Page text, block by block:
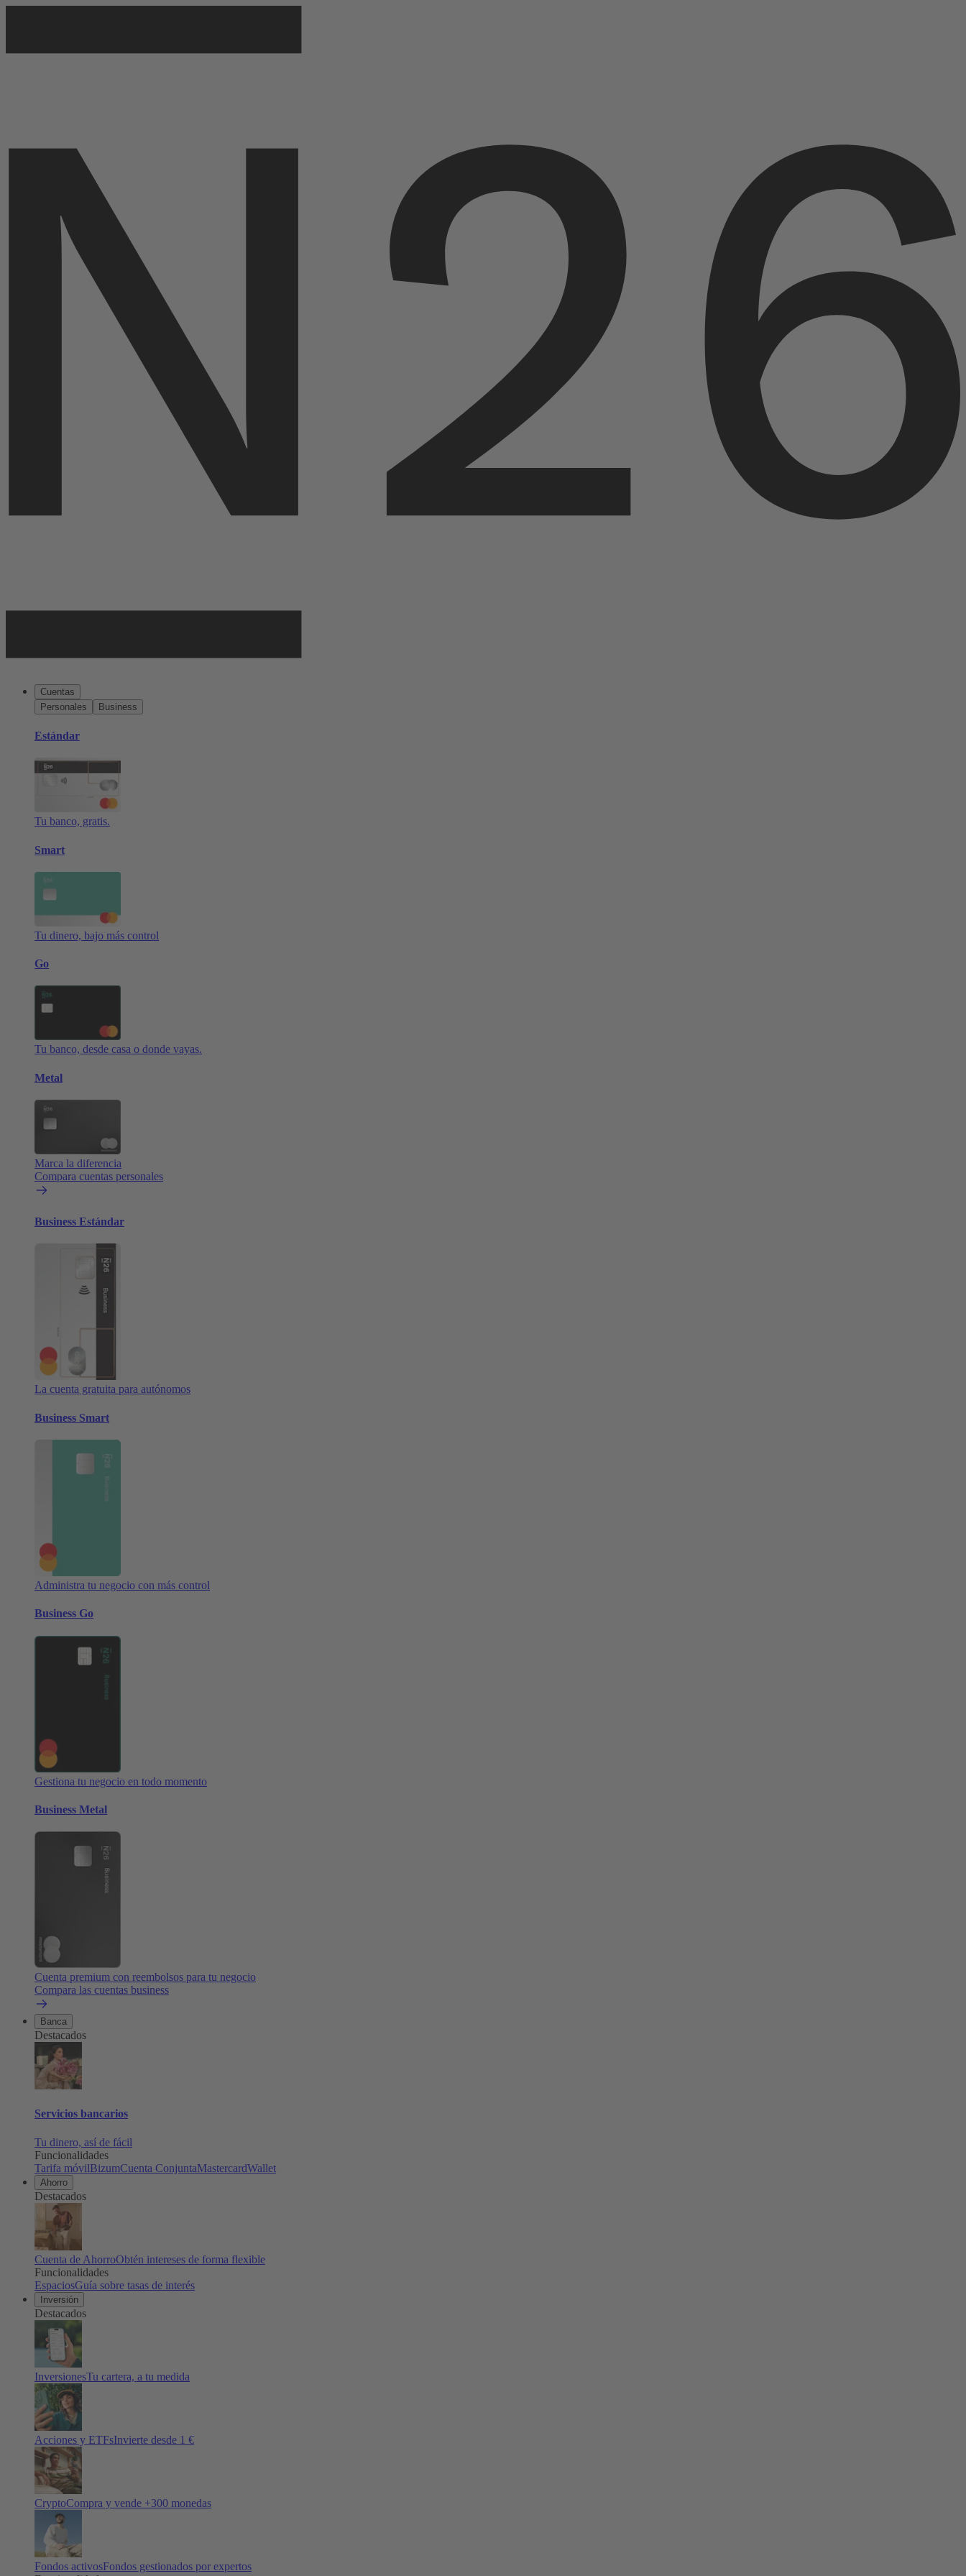
Cuentas
Personales
Business
Estándar
Tu banco, gratis.
Smart
Tu dinero, bajo más control
Go
Tu banco, desde casa o donde vayas.
Metal
Marca la diferencia
Compara cuentas personales
Business Estándar
La cuenta gratuita para autónomos
Business Smart
Administra tu negocio con más control
Business Go
Gestiona tu negocio en todo momento
Business Metal
Cuenta premium con reembolsos para tu negocio
Compara las cuentas business
Banca
Destacados
Servicios bancarios
Tu dinero, así de fácil
Funcionalidades
Tarifa móvilBizumCuenta ConjuntaMastercardWallet
Ahorro
Destacados
Cuenta de AhorroObtén intereses de forma flexible
Funcionalidades
EspaciosGuía sobre tasas de interés
Inversión
Destacados
InversionesTu cartera, a tu medida
Acciones y ETFsInvierte desde 1 €
CryptoCompra y vende +300 monedas
Fondos activosFondos gestionados por expertos